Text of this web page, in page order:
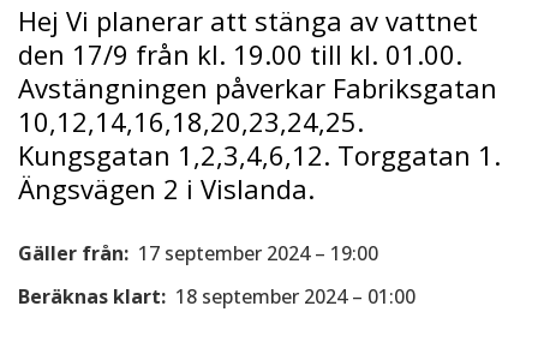
Hej Vi planerar att stänga av vattnet
den 17/9 från kl. 19.00 till kl. 01.00.
Avstängningen påverkar Fabriksgatan
10,12,14,16,18,20,23,24,25.
Kungsgatan 1,2,3,4,6,12. Torggatan 1.
Ängsvägen 2 i Vislanda.
Gäller från: 17 september 2024 – 19:00
Beräknas klart: 18 september 2024 – 01:00